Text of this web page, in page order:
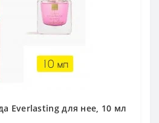
Everlasting для нее, 10 мл